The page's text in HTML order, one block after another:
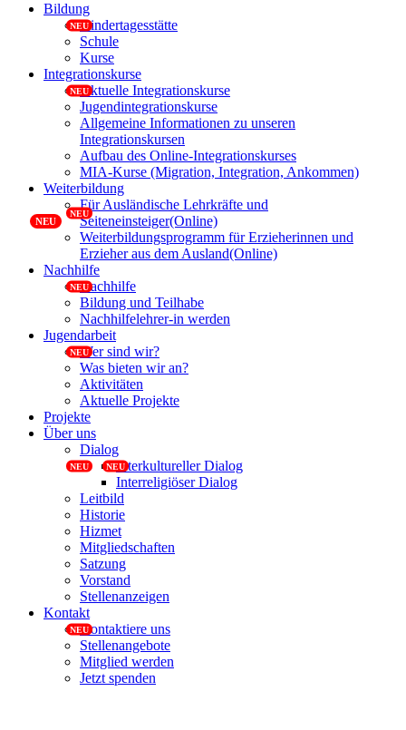
Bildung
Kindertagesstätte
Schule
Kurse
Integrationskurse
Aktuelle Integrationskurse
Jugendintegrationskurse
Allgemeine Informationen zu unseren
Integrationskursen
Aufbau des Online-Integrationskurses
MIA-Kurse (Migration, Integration, Ankommen)
Weiterbildung
Für Ausländische Lehrkräfte und
Seiteneinsteiger(Online)
Weiterbildungsprogramm für Erzieherinnen und
Erzieher aus dem Ausland(Online)
Nachhilfe
Nachhilfe
Bildung und Teilhabe
Nachhilfelehrer-in werden
Jugendarbeit
Wer sind wir?
Was bieten wir an?
Aktivitäten
Aktuelle Projekte
Projekte
Über uns
Dialog
Interkultureller Dialog
Interreligiöser Dialog
Leitbild
Historie
Hizmet
Mitgliedschaften
Satzung
Vorstand
Stellenanzeigen
Kontakt
Kontaktiere uns
Stellenangebote
Mitglied werden
Jetzt spenden